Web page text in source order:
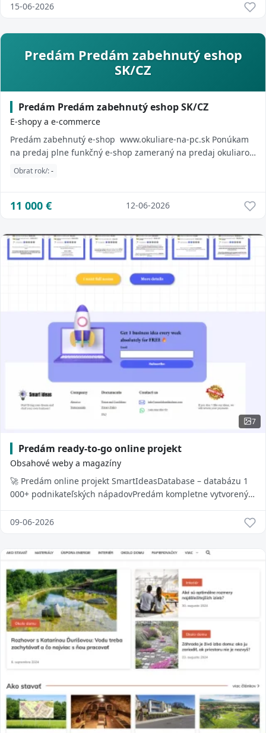
15-06-2026
Predám Predám zabehnutý eshop
SK/CZ
Predám Predám zabehnutý eshop SK/CZ
E-shopy a e-commerce
Predám zabehnutý e-shop www.okuliare-na-pc.sk Ponúkam
na predaj plne funkčný e-shop zameraný na predaj okuliarov
na počítač. E-shop funguje nepr...
Obrat rok/:-
11 000 € 12-06-2026
7
Predám ready-to-go online projekt
Obsahové weby a magazíny
🚀 Predám online projekt SmartIdeasDatabase – databázu 1
000+ podnikateľských nápadovPredám kompletne vytvorený
09-06-2026